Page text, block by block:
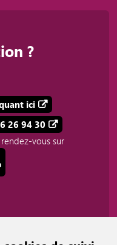
?
ici
26 94 30
vous sur